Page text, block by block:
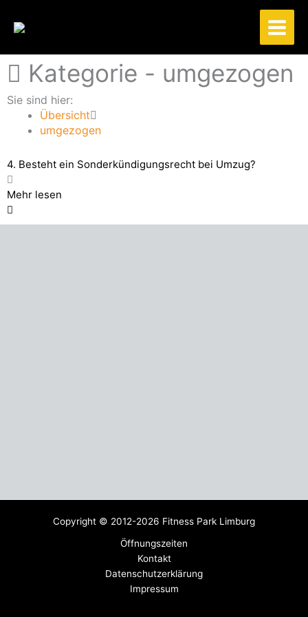
Inhalt
Kategorie - umgezogen
Sie sind hier:
Übersicht
umgezogen
4. Besteht ein Sonderkündigungsrecht bei Umzug?
Mehr lesen
Copyright © 2012-2026 Fitness Park Limburg
Öffnungszeiten
Kontakt
Datenschutzerklärung
Impressum